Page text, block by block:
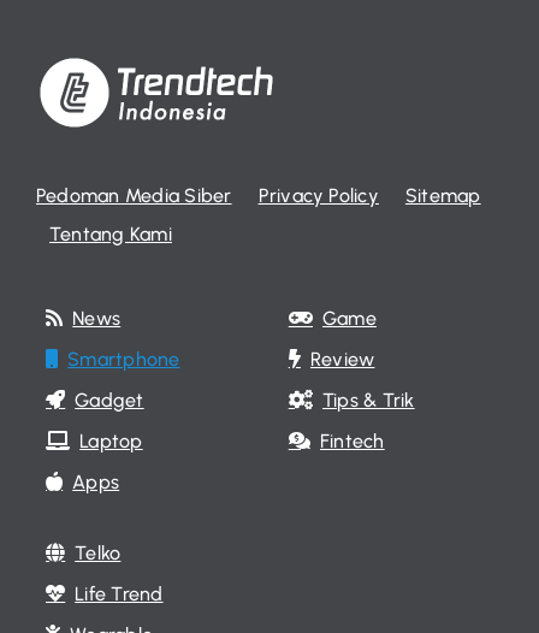
Pedoman Media Siber Privacy Policy
Sitemap
Tentang Kami
News
Smartphone
Gadget
Laptop
Apps
Game
Review
Tips & Trik
Fintech
Telko
Life Trend